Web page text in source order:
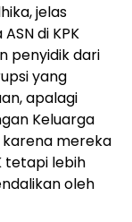
jelas
di KPK
penyidik dari
yang
apalagi
Keluarga
karena mereka
tetapi lebih
oleh